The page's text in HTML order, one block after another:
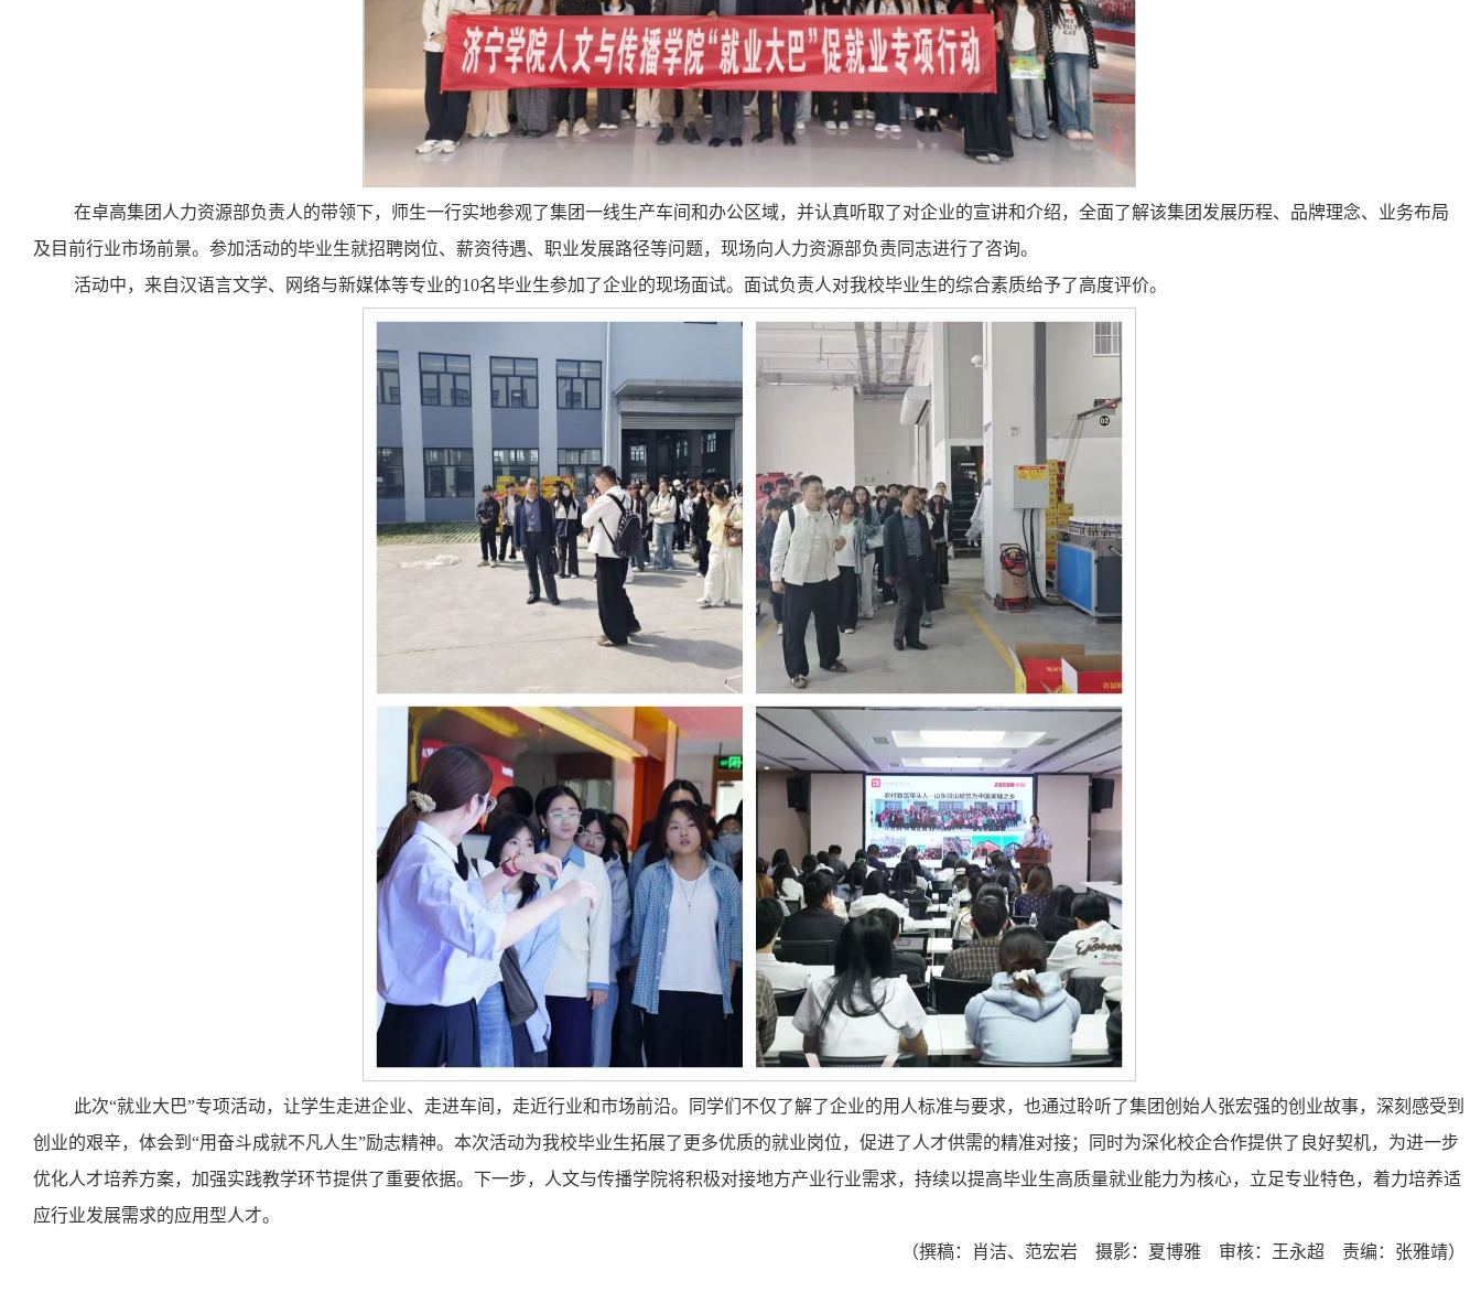
在卓高集团人力资源部负责人的带领下，师生一行实地参观了集团一线生产车间和办公区域，并认真听取了对企业的宣讲和介绍，全面了解该集团发展历程、品牌理念、业务布局
及目前行业市场前景。参加活动的毕业生就招聘岗位、薪资待遇、职业发展路径等问题，现场向人力资源部负责同志进行了咨询。
活动中，来自汉语言文学、网络与新媒体等专业的10名毕业生参加了企业的现场面试。面试负责人对我校毕业生的综合素质给予了高度评价。
此次“就业大巴”专项活动，让学生走进企业、走进车间，走近行业和市场前沿。同学们不仅了解了企业的用人标准与要求，也通过聆听了集团创始人张宏强的创业故事，深刻感受到
创业的艰辛，体会到“用奋斗成就不凡人生”励志精神。本次活动为我校毕业生拓展了更多优质的就业岗位，促进了人才供需的精准对接；同时为深化校企合作提供了良好契机，为进一步
优化人才培养方案，加强实践教学环节提供了重要依据。下一步，人文与传播学院将积极对接地方产业行业需求，持续以提高毕业生高质量就业能力为核心，立足专业特色，着力培养适
应行业发展需求的应用型人才。
（撰稿：肖洁、范宏岩 摄影：夏博雅 审核：王永超 责编：张雅靖）